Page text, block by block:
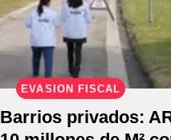
EVASIÓN FISCAL
Barrios privados: